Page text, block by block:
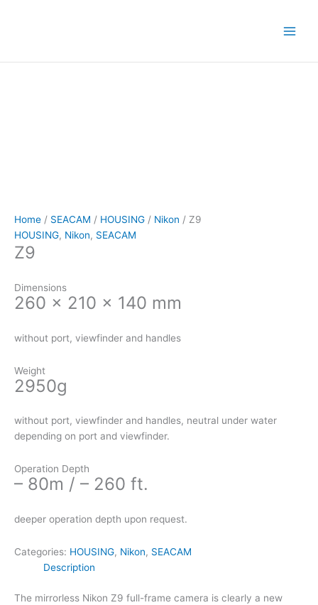
Home / SEACAM / HOUSING / Nikon / Z9
HOUSING, Nikon, SEACAM
Z9
Dimensions
260 x 210 x 140 mm
without port, viewfinder and handles
Weight
2950g
without port, viewfinder and handles, neutral under water
depending on port and viewfinder.
Operation Depth
– 80m / – 260 ft.
deeper operation depth upon request.
Categories: HOUSING, Nikon, SEACAM
Description
The mirrorless Nikon Z9 full-frame camera is clearly a new